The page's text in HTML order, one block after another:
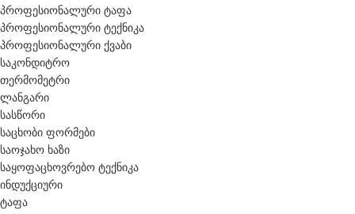
პროფესიონალური ტაფა
პროფესიონალური ტექნიკა
პროფესიონალური ქვაბი
საკონდიტრო
თერმომეტრი
ლანგარი
სასწორი
საცხობი ფორმები
საოჯახო ხაზი
საყოფაცხოვრებო ტექნიკა
ინდუქციური
ტაფა